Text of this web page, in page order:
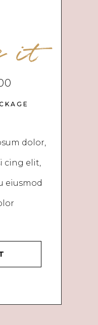
it
dolor,
cing elit,
eiusmod